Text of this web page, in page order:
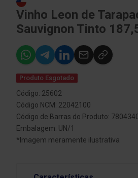
Vinho Leon de
Sauvignon Tinto
Produto Esgotado
Código: 25602
Código NCM: 22042100
Código de Barras do Produto:
Embalagem: UN/1
*Imagem meramente ilustrativa